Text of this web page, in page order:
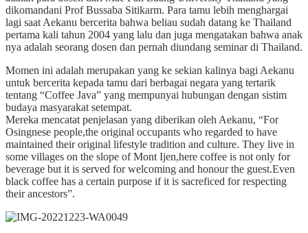
dikomandani Prof Bussaba Sitikarm. Para tamu lebih menghargai
lagi saat Aekanu bercerita bahwa beliau sudah datang ke Thailand
pertama kali tahun 2004 yang lalu dan juga mengatakan bahwa anak
nya adalah seorang dosen dan pernah diundang seminar di Thailand.
Momen ini adalah merupakan yang ke sekian kalinya bagi Aekanu
untuk bercerita kepada tamu dari berbagai negara yang tertarik
tentang “Coffee Java” yang mempunyai hubungan dengan sistim
budaya masyarakat setempat.
Mereka mencatat penjelasan yang diberikan oleh Aekanu, “For
Osingnese people,the original occupants who regarded to have
maintained their original lifestyle tradition and culture. They live in
some villages on the slope of Mont Ijen,here coffee is not only for
beverage but it is served for welcoming and honour the guest.Even
black coffee has a certain purpose if it is sacreficed for respecting
their ancestors”.